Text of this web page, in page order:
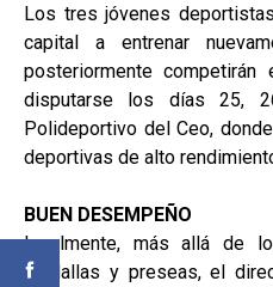
Los tres jóvenes
capital a entrenar
posteriormente
disputarse los días 25,
Polideportivo del Ceo,
deportivas de alto
BUEN DESEMPEÑO
Igualmente, más allá de
medallas y preseas, el